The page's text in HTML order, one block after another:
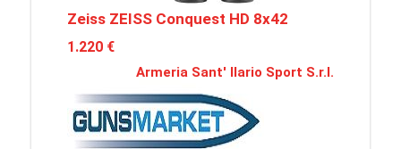
Zeiss ZEISS Conquest HD 8x42
1.220 €
Armeria Sant' Ilario Sport S.r.l.